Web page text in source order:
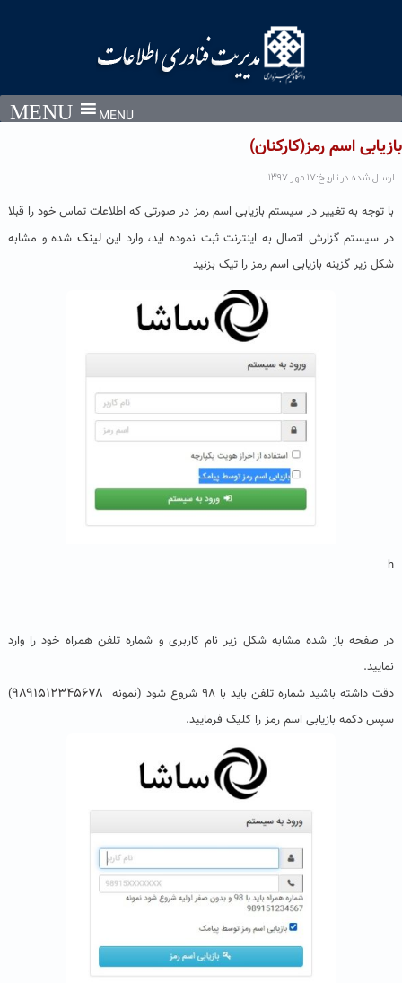
MENU
بازیابی اسم رمز(کارکنان)
ارسال شده در تاریخ:۱۷ مهر ۱۳۹۷
با توجه به تغییر در سیستم بازیابی اسم رمز در صورتی که اطلاعات تماس خود را قبلا
در سیستم گزارش اتصال به اینترنت ثبت نموده اید، وارد اینلینک شده و مشابه
شکل زیر گزینه بازیابی اسم رمز را تیک بزنید
h
در صفحه باز شده مشابه شکل زیر نام کاربری و شماره تلفن همراه خود را وارد
نمایید.
دقت داشته باشید شماره تلفن باید با ۹۸ شروع شود (نمونه
۹۸۹۱۵۱۲۳۴۵۶۷۸)
سپس دکمه بازیابی اسم رمز را کلیک فرمایید.